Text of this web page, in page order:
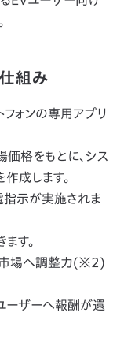
組み
ォンの専用アプリ
格をもとに、シス
成します。
示が実施されま
す。
場へ調整力(※2)
ーザーへ報酬が還